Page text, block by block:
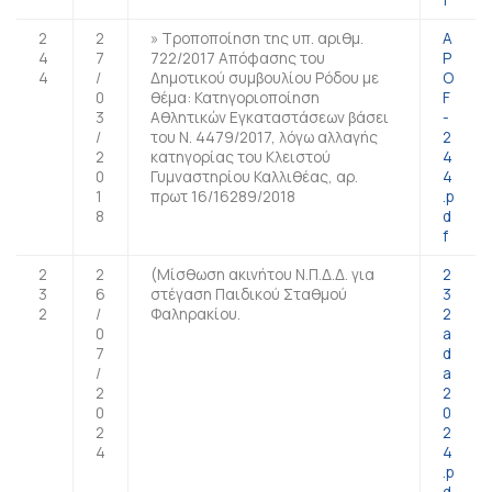
2
4
4
2
7
/
0
3
/
2
0
1
8
» Τροποποίηση της υπ. αριθμ.
722/2017 Απόφασης του
Δημοτικού συμβουλίου Ρόδου με
θέμα: Κατηγοριοποίηση
Αθλητικών Εγκαταστάσεων βάσει
του Ν. 4479/2017, λόγω αλλαγής
κατηγορίας του Κλειστού
Γυμναστηρίου Καλλιθέας, αρ.
πρωτ 16/16289/2018
A
P
O
F
-
2
4
4
.p
d
f
2
3
2
2
6
/
0
7
/
2
0
2
4
(Μίσθωση ακινήτου Ν.Π.Δ.Δ. για
στέγαση Παιδικού Σταθμού
Φαληρακίου.
2
3
2
a
d
a
2
0
2
4
.p